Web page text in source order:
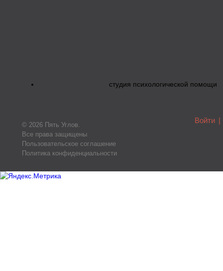
студия психологической помощи
© 2026 Пять Углов.
Все права защищены
Пользовательское соглашение
Политика конфиденциальности
Войти